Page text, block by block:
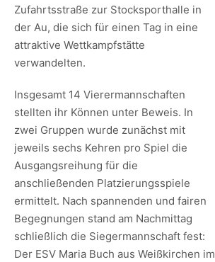
Zufahrtsstraße zur Stocksporthalle in
der Au, die sich für einen Tag in eine
attraktive Wettkampfstätte
verwandelten.
Insgesamt 14 Vierermannschaften
stellten ihr Können unter Beweis. In
zwei Gruppen wurde zunächst mit
jeweils sechs Kehren pro Spiel die
Ausgangsreihung für die
anschließenden Platzierungsspiele
ermittelt. Nach spannenden und fairen
Begegnungen stand am Nachmittag
schließlich die Siegermannschaft fest:
Der ESV Maria Buch aus Weißkirchen im